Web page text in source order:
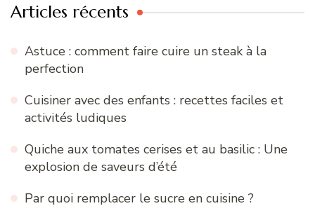
Articles récents
Astuce : comment faire cuire un steak à la
perfection
Cuisiner avec des enfants : recettes faciles et
activités ludiques
Quiche aux tomates cerises et au basilic : Une
explosion de saveurs d’été
Par quoi remplacer le sucre en cuisine ?